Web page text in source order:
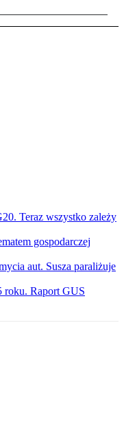
Teraz wszystko zależy
gospodarczej
aut. Susza paraliżuje
roku. Raport GUS